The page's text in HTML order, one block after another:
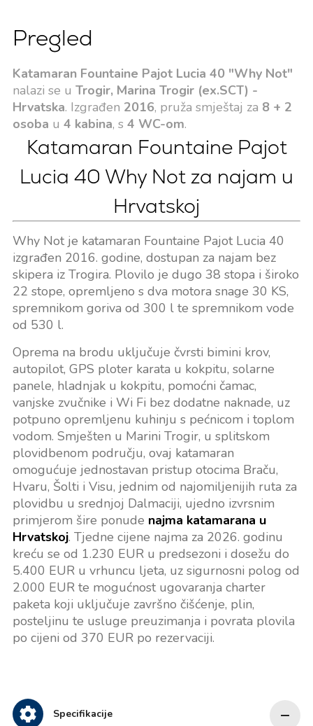
Pregled
Katamaran Fountaine Pajot Lucia 40 "Why Not"
nalazi se u Trogir, Marina Trogir (ex.SCT) -
Hrvatska. Izgrađen 2016, pruža smještaj za 8 + 2
osoba u 4 kabina, s 4 WC-om.
Katamaran Fountaine Pajot
Lucia 40 Why Not za najam u
Hrvatskoj
Why Not je katamaran Fountaine Pajot Lucia 40
izgrađen 2016. godine, dostupan za najam bez
skipera iz Trogira. Plovilo je dugo 38 stopa i široko
22 stope, opremljeno s dva motora snage 30 KS,
spremnikom goriva od 300 l te spremnikom vode
od 530 l.
Oprema na brodu uključuje čvrsti bimini krov,
autopilot, GPS ploter karata u kokpitu, solarne
panele, hladnjak u kokpitu, pomoćni čamac,
vanjske zvučnike i Wi Fi bez dodatne naknade, uz
potpuno opremljenu kuhinju s pećnicom i toplom
vodom. Smješten u Marini Trogir, u splitskom
plovidbenom području, ovaj katamaran
omogućuje jednostavan pristup otocima Braču,
Hvaru, Šolti i Visu, jednim od najomiljenijih ruta za
plovidbu u srednjoj Dalmaciji, ujedno izvrsnim
primjerom šire ponude najma katamarana u
Hrvatskoj. Tjedne cijene najma za 2026. godinu
kreću se od 1.230 EUR u predsezoni i dosežu do
5.400 EUR u vrhuncu ljeta, uz sigurnosni polog od
2.000 EUR te mogućnost ugovaranja charter
paketa koji uključuje završno čišćenje, plin,
posteljinu te usluge preuzimanja i povrata plovila
po cijeni od 370 EUR po rezervaciji.
Specifikacije